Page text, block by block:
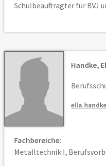
Schulbeauftragter für BVJ
Handke,
Fachbereiche:
Metalltechnik I,